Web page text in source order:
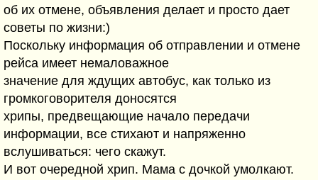
об их отмене, объявления делает и просто дает
советы по жизни:)
Поскольку информация об отправлении и отмене
рейса имеет немаловажное
значение для ждущих автобус, как только из
громкоговорителя доносятся
хрипы, предвещающие начало передачи
информации, все стихают и напряженно
вслушиваться: чего скажут.
И вот очередной хрип. Мама с дочкой умолкают.